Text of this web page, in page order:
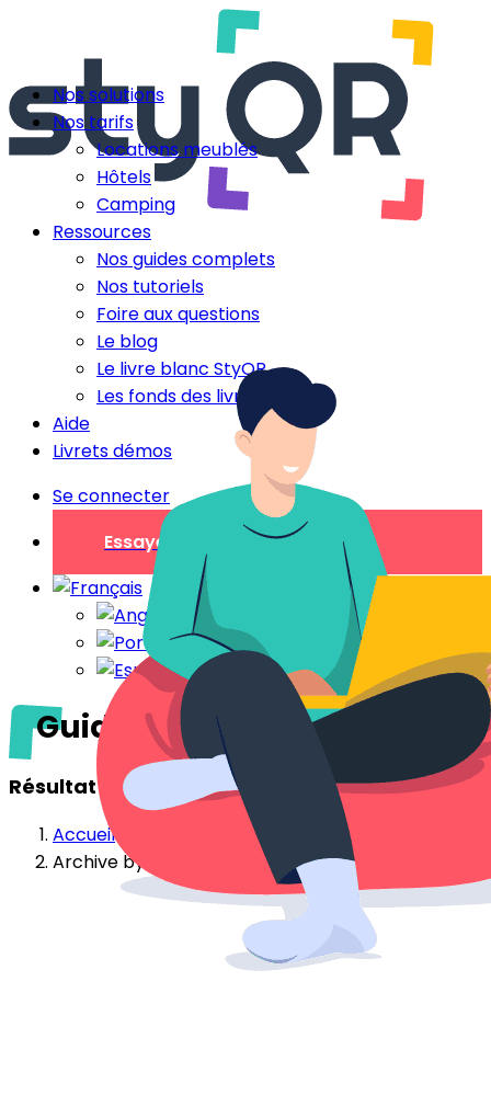
Nos solutions
Nos tarifs
Locations meublés
Hôtels
Camping
Ressources
Nos guides complets
Nos tutoriels
Foire aux questions
Le blog
Le livre blanc StyQR
Les fonds des livrets
Aide
Livrets démos
Se connecter
Essayer gratuitement
Guide livret d'accueil
Résultat de votre recherche
Accueil
Archive by Category "Guide livret d'accueil"